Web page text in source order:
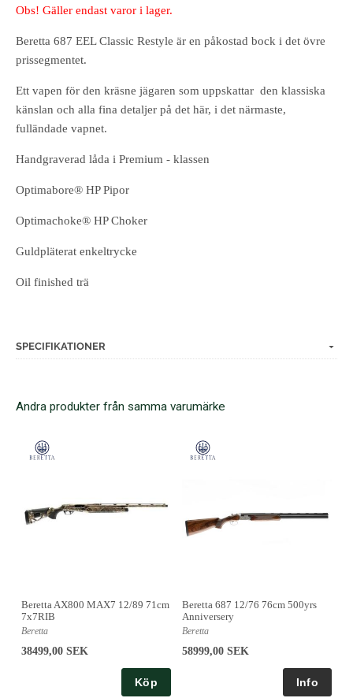
Obs! Gäller endast varor i lager.
Beretta 687 EEL Classic Restyle är en påkostad bock i det övre
prissegmentet.
Ett vapen för den kräsne jägaren som uppskattar den klassiska
känslan och alla fina detaljer på det här, i det närmaste,
fulländade vapnet.
Handgraverad låda i Premium - klassen
Optimabore® HP Pipor
Optimachoke® HP Choker
Guldpläterat enkeltrycke
Oil finished trä
SPECIFIKATIONER
Andra produkter från samma varumärke
Beretta AX800 MAX7 12/89 71cm
7x7RIB
Beretta
38499,00 SEK
Köp
Beretta 687 12/76 76cm 500yrs
Anniversery
Beretta
58999,00 SEK